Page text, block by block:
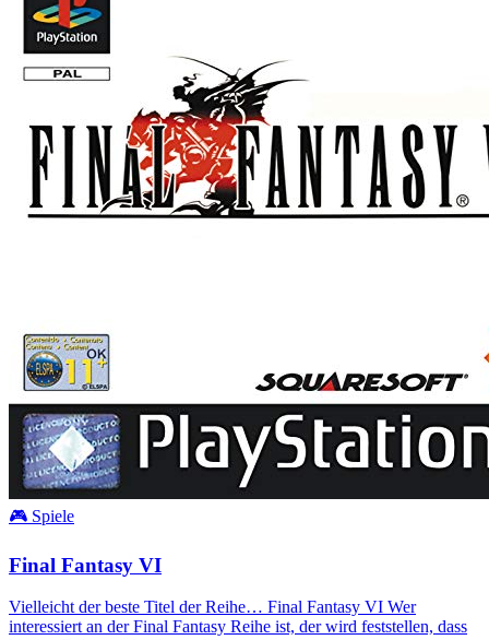
🎮 Spiele
Final Fantasy VI
Vielleicht der beste Titel der Reihe… Final Fantasy VI Wer
interessiert an der Final Fantasy Reihe ist, der wird feststellen, dass